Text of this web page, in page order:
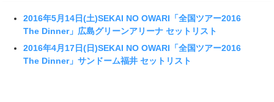
2016年5月14日(土)SEKAI NO OWARI「全国ツアー2016
The Dinner」広島グリーンアリーナ セットリスト
2016年4月17日(日)SEKAI NO OWARI「全国ツアー2016
The Dinner」サンドーム福井 セットリスト